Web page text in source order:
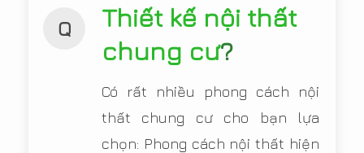
Q
Thiết kế nội thất
chung cư?
Có rất nhiều phong cách nội
thất chung cư cho bạn lựa
chọn: Phong cách nội thất hiện